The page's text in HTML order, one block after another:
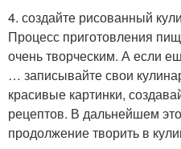
4. создайте рисованный
Процесс приготовления
очень творческим. А если
… записывайте свои
красивые картинки,
рецептов. В дальнейшем
продолжение творить в